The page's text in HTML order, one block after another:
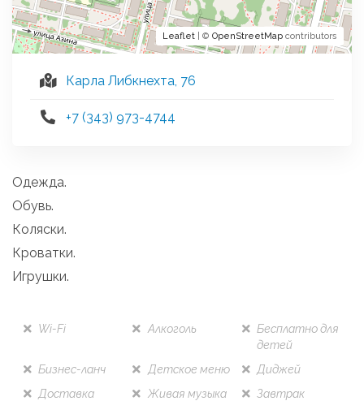
Leaflet | © OpenStreetMap contributors
Карла Либкнехта, 76
+7 (343) 973-4744
Одежда.
Обувь.
Коляски.
Кроватки.
Игрушки.
Wi-Fi Алкоголь
Бесплатно для
детей
Бизнес-ланч
Детское меню
Диджей
Доставка
Живая музыка
Завтрак